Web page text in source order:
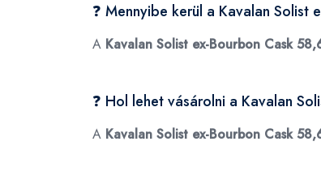
❓ Mennyibe kerül a Kavalan
A Kavalan Solist ex-Bourbon Cask
❓ Hol lehet vásárolni a Kavalan
A Kavalan Solist ex-Bourbon Cask